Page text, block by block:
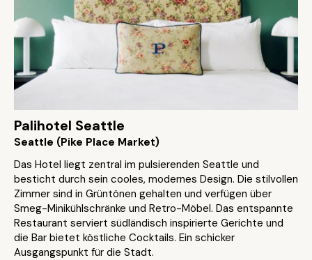
Palihotel Seattle
Seattle (Pike Place Market)
Das Hotel liegt zentral im pulsierenden Seattle und
besticht durch sein cooles, modernes Design. Die stilvollen
Zimmer sind in Grüntönen gehalten und verfügen über
Smeg-Minikühlschränke und Retro-Möbel. Das entspannte
Restaurant serviert südländisch inspirierte Gerichte und
die Bar bietet köstliche Cocktails. Ein schicker
Ausgangspunkt für die Stadt.